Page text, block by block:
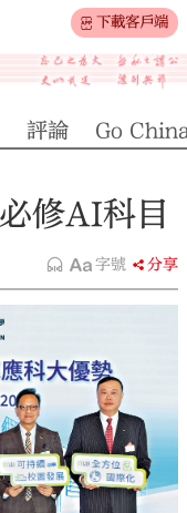
下載客戶端
評論 Go
修AI科目
字號 分享